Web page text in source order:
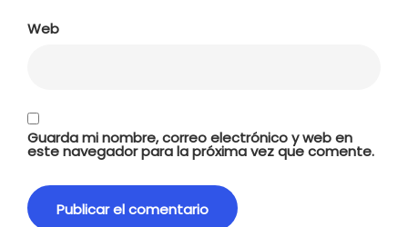
Web
Guarda mi nombre, correo electrónico y web en
este navegador para la próxima vez que comente.